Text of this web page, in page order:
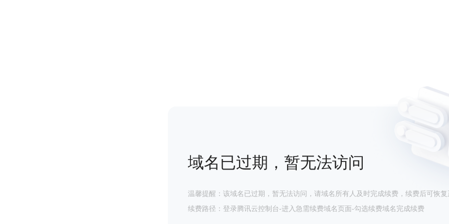
域名已过期，暂无法访问
温馨提醒：该域名已过期，暂无法访问，请域名所有人及时完成续费，续费后可恢复
续费路径：登录腾讯云控制台-进入急需续费域名页面-勾选续费域名完成续费